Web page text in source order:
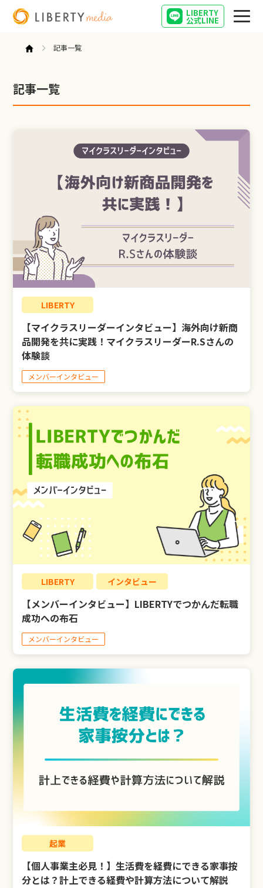
LIBERTY
公式LINE
インタビュー
キャリア
営業女子の気になること
LIBERTY
LIBERTY公式LINE
お問い合わせ
記事一覧
記事一覧
LIBERTY
【マイクラスリーダーインタビュー】海外向け新商
品開発を共に実践！マイクラスリーダーR.Sさんの
体験談
メンバーインタビュー
LIBERTY インタビュー
【メンバーインタビュー】LIBERTYでつかんだ転職
成功への布石
メンバーインタビュー
起業
【個人事業主必見！】生活費を経費にできる家事按
分とは？計上できる経費や計算方法について解説